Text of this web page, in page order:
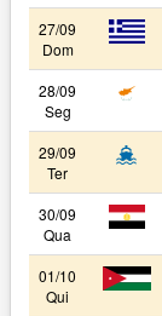
27/09
Dom
28/09
Seg
29/09
Ter
30/09
Qua
01/10
Qui